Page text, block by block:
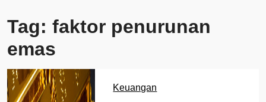
Tag: faktor penurunan
emas
Keuangan